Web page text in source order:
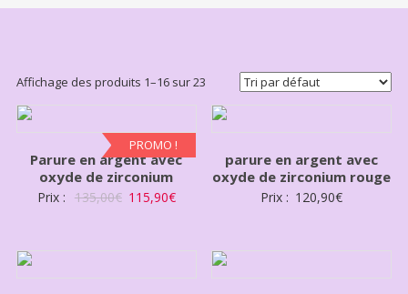
Affichage des produits 1–16 sur 23
PROMO !
Parure en argent avec
oxyde de zirconium
Prix : 135,00€ 115,90€
parure en argent avec
oxyde de zirconium rouge
Prix : 120,90€